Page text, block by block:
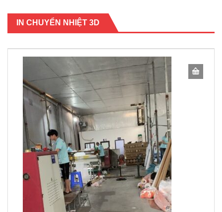
IN CHUYỂN NHIỆT 3D